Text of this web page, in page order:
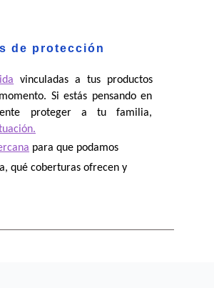
de protección
vinculadas a tus productos
Si estás pensando en
proteger a tu familia,
para que podamos
qué coberturas ofrecen y